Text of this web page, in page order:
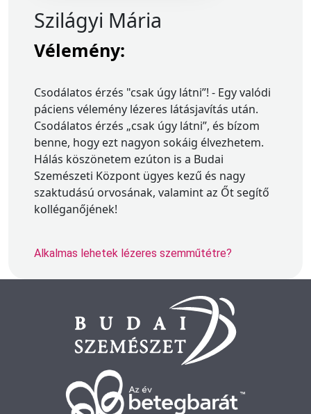
Szilágyi Mária
Vélemény:
Csodálatos érzés "csak úgy látni”! - Egy valódi
páciens vélemény lézeres látásjavítás után.
Csodálatos érzés „csak úgy látni”, és bízom
benne, hogy ezt nagyon sokáig élvezhetem.
Hálás köszönetem ezúton is a Budai
Szemészeti Központ ügyes kezű és nagy
szaktudású orvosának, valamint az Őt segítő
kolléganőjének!
Alkalmas lehetek lézeres szemműtétre?